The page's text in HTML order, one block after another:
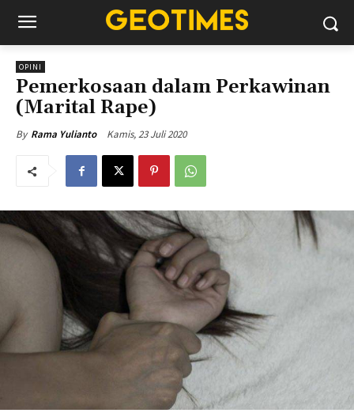
OPINI
Pemerkosaan dalam Perkawinan
(Marital Rape)
By Rama Yulianto Kamis, 23 Juli 2020